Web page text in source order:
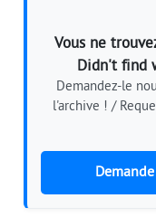
Vous ne
Didn't find
Demandez-le
l'archive ! /